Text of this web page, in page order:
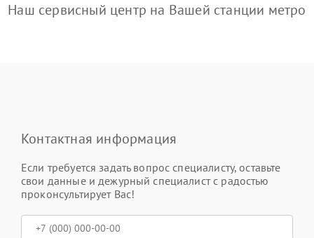
Наш сервисный центр на Вашей станции метро
Контактная информация
Если требуется задать вопрос специалисту, оставьте
свои данные и дежурный специалист с радостью
проконсультирует Вас!